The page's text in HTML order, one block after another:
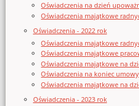
Oświadczenia na dzień
Oświadczenia majątkowe
Oświadczenia - 2022 rok
Oświadczenia majątkowe
Oświadczenia majątkowe
Oświadczenia majątkowe na
Oświadczenia na koniec umowy
Oświadczenia majątkowe na
Oświadczenia - 2023 rok